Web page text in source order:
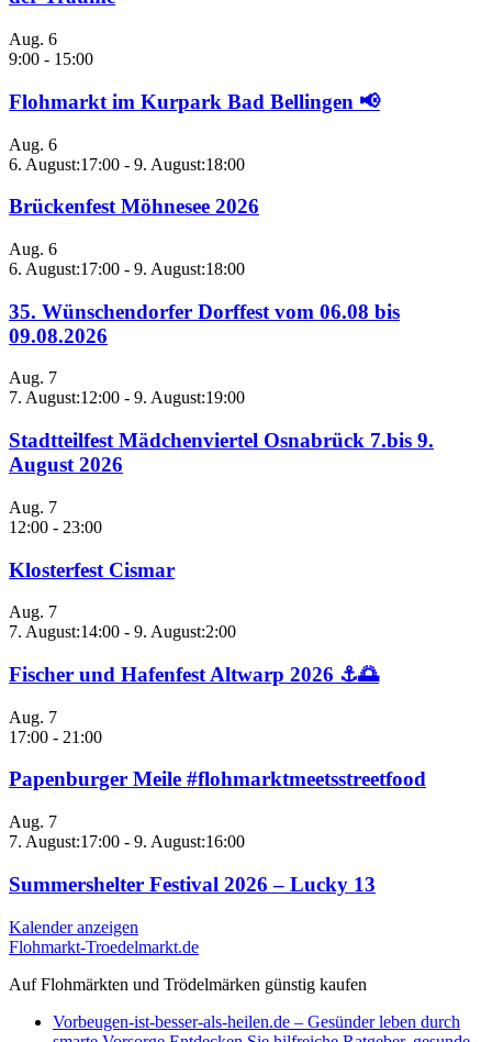
Aug. 6
9:00 - 15:00
Flohmarkt im Kurpark Bad Bellingen 📢
Aug. 6
6. August:17:00 - 9. August:18:00
Brückenfest Möhnesee 2026
Aug. 6
6. August:17:00 - 9. August:18:00
35. Wünschendorfer Dorffest vom 06.08 bis
09.08.2026
Aug. 7
7. August:12:00 - 9. August:19:00
Stadtteilfest Mädchenviertel Osnabrück 7.bis 9.
August 2026
Aug. 7
12:00 - 23:00
Klosterfest Cismar
Aug. 7
7. August:14:00 - 9. August:2:00
Fischer und Hafenfest Altwarp 2026 ⚓🌅
Aug. 7
17:00 - 21:00
Papenburger Meile #flohmarktmeetsstreetfood
Aug. 7
7. August:17:00 - 9. August:16:00
Summershelter Festival 2026 – Lucky 13
Kalender anzeigen
Flohmarkt-Troedelmarkt.de
Auf Flohmärkten und Trödelmärken günstig kaufen
Vorbeugen-ist-besser-als-heilen.de – Gesünder leben durch